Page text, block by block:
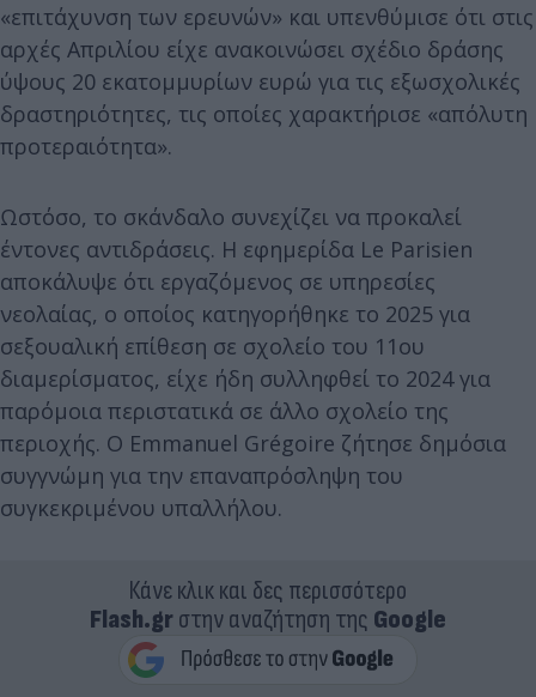
«επιτάχυνση των ερευνών» και υπενθύμισε ότι στις
αρχές Απριλίου είχε ανακοινώσει σχέδιο δράσης
ύψους 20 εκατομμυρίων ευρώ για τις εξωσχολικές
δραστηριότητες, τις οποίες χαρακτήρισε «απόλυτη
προτεραιότητα».
Ωστόσο, το σκάνδαλο συνεχίζει να προκαλεί
έντονες αντιδράσεις. Η εφημερίδα Le Parisien
αποκάλυψε ότι εργαζόμενος σε υπηρεσίες
νεολαίας, ο οποίος κατηγορήθηκε το 2025 για
σεξουαλική επίθεση σε σχολείο του 11ου
διαμερίσματος, είχε ήδη συλληφθεί το 2024 για
παρόμοια περιστατικά σε άλλο σχολείο της
περιοχής. Ο Emmanuel Grégoire ζήτησε δημόσια
συγγνώμη για την επαναπρόσληψη του
συγκεκριμένου υπαλλήλου.
Κάνε κλικ και δες περισσότερο
Flash.grστην αναζήτηση της Google